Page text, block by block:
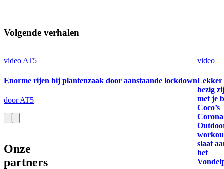
Volgende verhalen
video AT5
Enorme rijen bij plantenzaak door aanstaande lockdown
door AT5
video
Lekker
bezig
met je
Coco’s
Corona
slaat
het
Onze
partners